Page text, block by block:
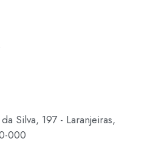
Silva, 197 - Laranjeiras,
000